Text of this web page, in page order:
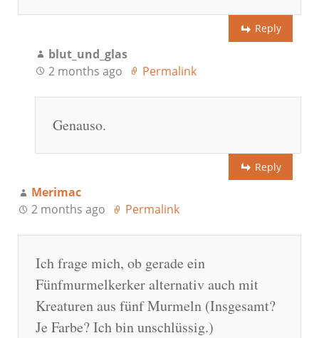
Reply
blut_und_glas
2 months ago
Permalink
Genauso.
Reply
Merimac
2 months ago
Permalink
Ich frage mich, ob gerade ein
Fünfmurmelkerker alternativ auch mit
Kreaturen aus fünf Murmeln (Insgesamt?
Je Farbe? Ich bin unschlüssig.)